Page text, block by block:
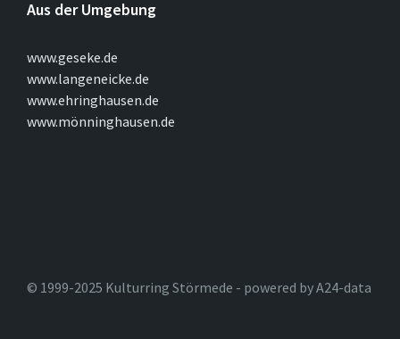
Aus der Umgebung
www.geseke.de
www.langeneicke.de
www.ehringhausen.de
www.mönninghausen.de
© 1999-2025 Kulturring Störmede - powered by A24-data